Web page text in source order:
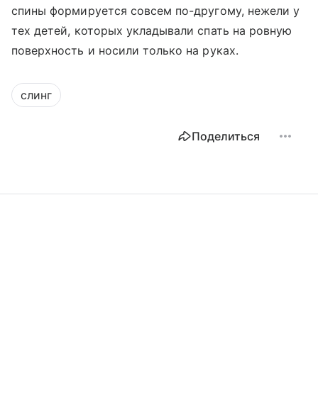
спины формируется совсем по-другому, нежели у
тех детей, которых укладывали спать на ровную
поверхность и носили только на руках.
слинг
Поделиться